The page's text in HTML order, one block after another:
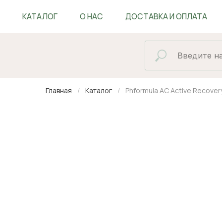
КАТАЛОГ О НАС БЛОГ
ДОСТАВКА И ОПЛАТА
Главная Каталог Phformula AC Active